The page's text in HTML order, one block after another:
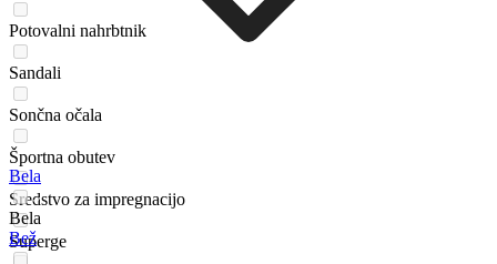
Potovalni nahrbtnik
Sandali
Sončna očala
Športna obutev
Sredstvo za impregnacijo
Superge
Bela
Bela
Bež